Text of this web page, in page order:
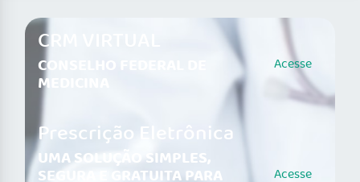
CRM VIRTUAL
CONSELHO FEDERAL DE
MEDICINA
Acesse
Prescrição Eletrônica
UMA SOLUÇÃO SIMPLES,
SEGURA E GRATUITA PARA Acesse